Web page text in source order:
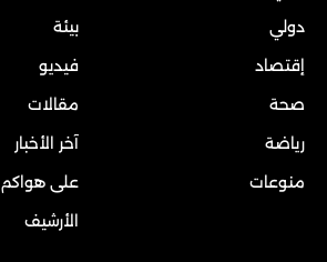
دولي
إقتصاد
صحة
رياضة
منوعات
بيئة
فيديو
مقالات
آخر الأخبار
على هواكم
الأرشيف